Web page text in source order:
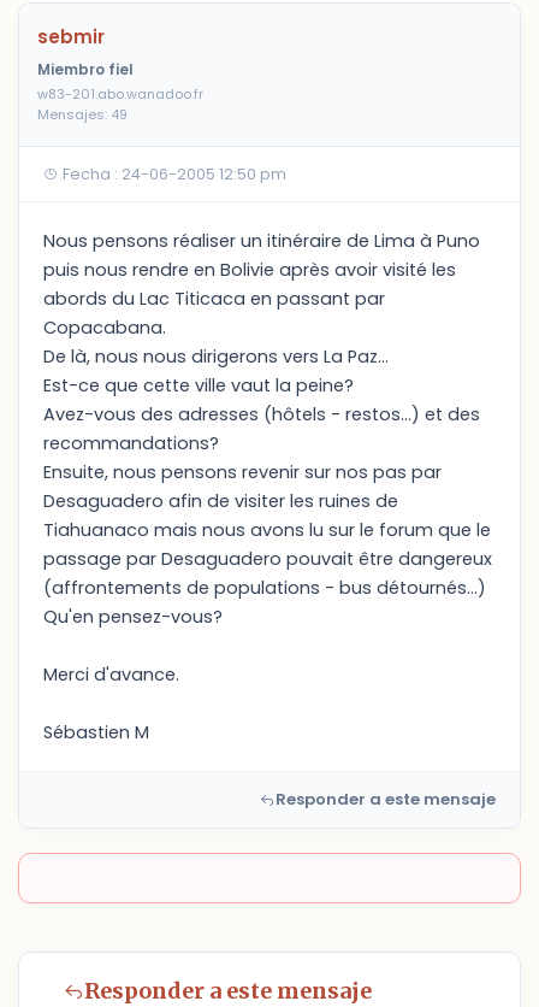
sebmir
Miembro fiel
w83-201.abo.wanadoo.fr
Mensajes: 49
Fecha : 24-06-2005 12:50 pm
Nous pensons réaliser un itinéraire de Lima à Puno
puis nous rendre en Bolivie après avoir visité les
abords du Lac Titicaca en passant par
Copacabana.
De là, nous nous dirigerons vers La Paz...
Est-ce que cette ville vaut la peine?
Avez-vous des adresses (hôtels - restos...) et des
recommandations?
Ensuite, nous pensons revenir sur nos pas par
Desaguadero afin de visiter les ruines de
Tiahuanaco mais nous avons lu sur le forum que le
passage par Desaguadero pouvait être dangereux
(affrontements de populations - bus détournés...)
Qu'en pensez-vous?
Merci d'avance.
Sébastien M
Responder a este mensaje
Responder a este mensaje